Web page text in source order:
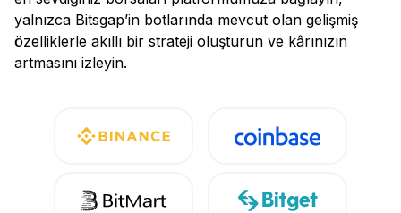
yalnızca Bitsgap’in botlarında mevcut olan gelişmiş
özelliklerle akıllı bir strateji oluşturun ve kârınızın
artmasını izleyin.